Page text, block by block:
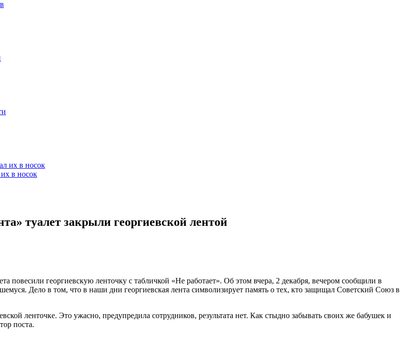
в носок
туалет закрыли георгиевской лентой
повесили георгиевскую ленточку с табличкой «Не работает». Об этом вчера, 2 декабря, вечером сообщили в
Дело в том, что в наши дни георгиевская лента символизирует память о тех, кто защищал Советский Союз в
ленточке. Это ужасно, предупредила сотрудников, результата нет. Как стыдно забывать своих же бабушек и
поста.